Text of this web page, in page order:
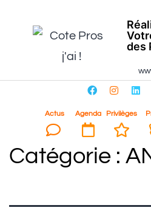
des
Actus Agenda Privilèges
Catégorie :